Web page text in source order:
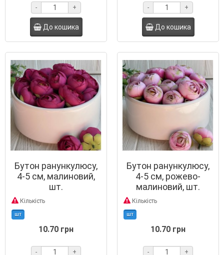
- +
До кошика
- +
До кошика
Бутон ранункулюсу,
4-5 см, малиновий,
шт.
Кількість
шт
10.70 грн
- +
Бутон ранункулюсу,
4-5 см, рожево-
малиновий, шт.
Кількість
шт
10.70 грн
- +